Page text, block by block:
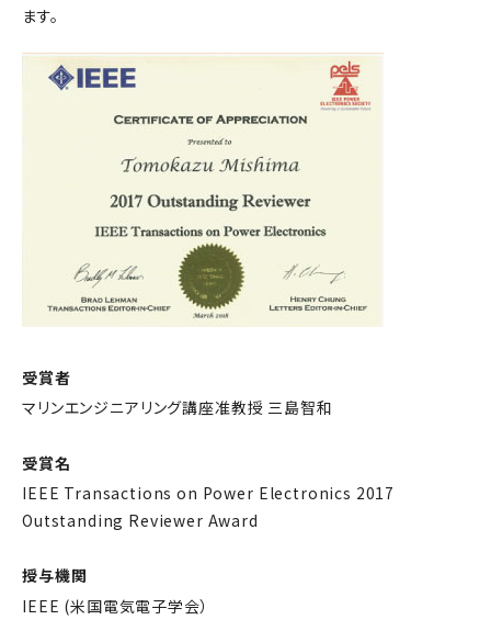
ます。
受賞者
マリンエンジニアリング講座准教授 三島智和
受賞名
IEEE Transactions on Power Electronics 2017
Outstanding Reviewer Award
授与機関
IEEE (米国電気電子学会）